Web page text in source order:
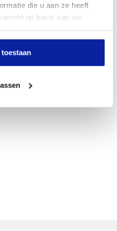
die u aan ze heeft
op basis van uw
toevoegen